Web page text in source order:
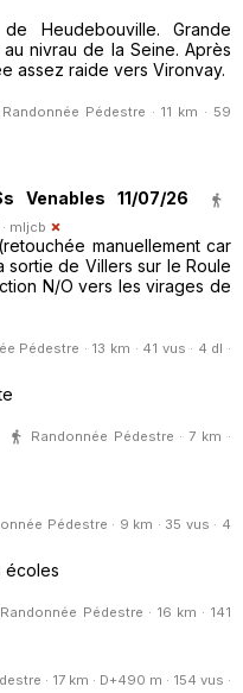
Heudebouville. Grande
nivrau de la Seine. Après
assez raide vers Vironvay.
Randonnée Pédestre · 11 km · 59
Venables 11/07/26
mljcb
manuellement car
sortie de Villers sur le Roule
N/O vers les virages de
Pédestre · 13 km · 41 vus · 4 dl ·
Randonnée Pédestre · 7 km ·
Pédestre · 9 km · 35 vus · 4
écoles
Randonnée Pédestre · 16 km · 141
· 17 km · D+490 m · 154 vus ·